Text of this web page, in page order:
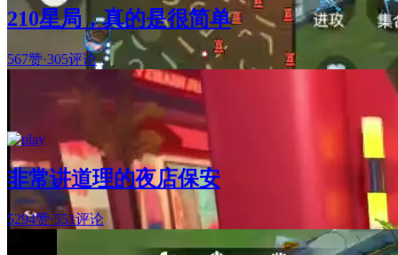
210星局，真的是很简单
567赞·305评论
非常讲道理的夜店保安
5294赞·551评论